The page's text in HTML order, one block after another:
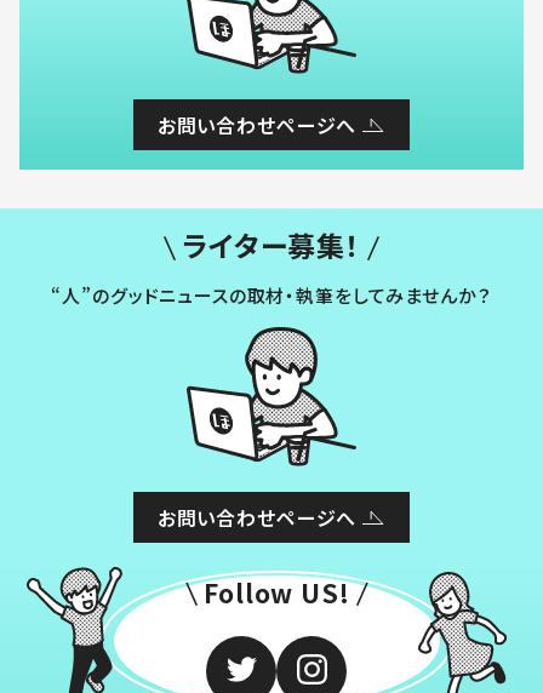
お問い合わせページへ
ライター募集！
“人”のグッドニュースの取材・執筆をしてみませんか？
お問い合わせページへ
Follow US!